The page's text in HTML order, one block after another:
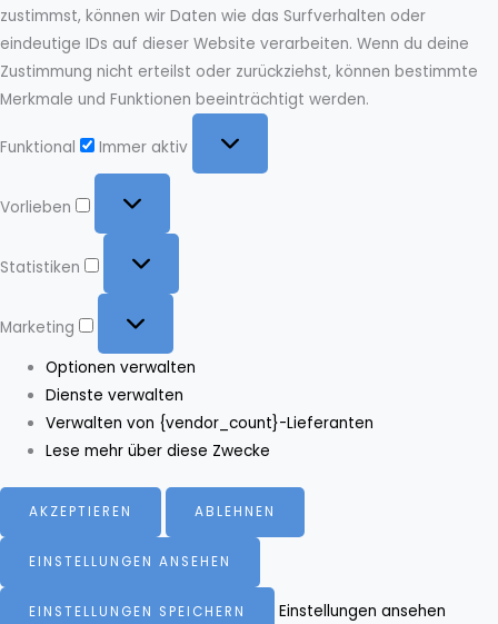
zustimmst, können wir Daten wie das Surfverhalten oder
eindeutige IDs auf dieser Website verarbeiten. Wenn du deine
Zustimmung nicht erteilst oder zurückziehst, können bestimmte
Merkmale und Funktionen beeinträchtigt werden.
Funktional
Immer aktiv
Vorlieben
Statistiken
Marketing
Optionen verwalten
Dienste verwalten
Verwalten von {vendor_count}-Lieferanten
Lese mehr über diese Zwecke
AKZEPTIEREN ABLEHNEN
EINSTELLUNGEN ANSEHEN
EINSTELLUNGEN SPEICHERN Einstellungen ansehen